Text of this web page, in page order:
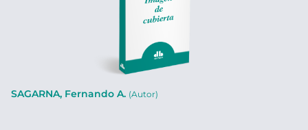
SAGARNA, Fernando A. (Autor)